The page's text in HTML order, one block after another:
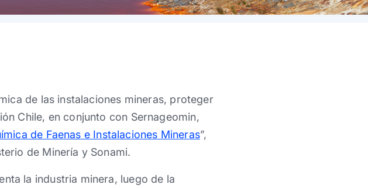
de las instalaciones mineras, proteger
Chile, en conjunto con Sernageomin,
de Faenas e Instalaciones Mineras”,
de Minería y Sonami.
la industria minera, luego de la